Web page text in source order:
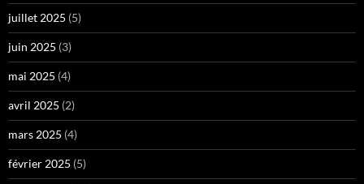
juillet 2025 (5)
juin 2025 (3)
mai 2025 (4)
avril 2025 (2)
mars 2025 (4)
février 2025 (5)